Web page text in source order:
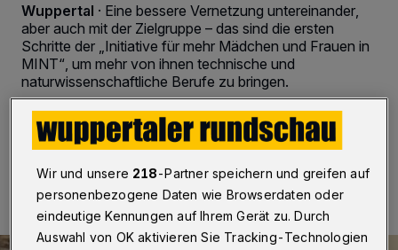
Wuppertal · Eine bessere Vernetzung untereinander,
aber auch mit der Zielgruppe – das sind die ersten
Schritte der „Initiative für mehr Mädchen und Frauen in
MINT“, um mehr von ihnen technische und
naturwissenschaftliche Berufe zu bringen.
Wir und unsere 218-Partner speichern und greifen auf
personenbezogene Daten wie Browserdaten oder
eindeutige Kennungen auf Ihrem Gerät zu. Durch
Auswahl von OK aktivieren Sie Tracking-Technologien